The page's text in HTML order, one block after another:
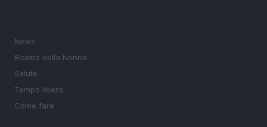
News
Ricette della Nonna
Salute
Tempo libero
Come fare